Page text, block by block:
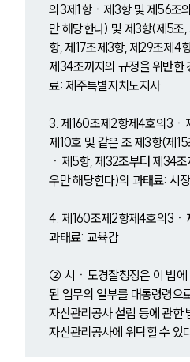
의3제1항ㆍ제3항 및 제56조
만 해당한다) 및 제3항(제5조
항, 제17조제3항, 제29조제4
제34조까지의 규정을 위반한
료: 제주특별자치도지사
3. 제160조제2항제4호의3
제10호 및 같은 조 제3항(제
ㆍ제5항, 제32조부터 제34
우만 해당한다)의 과태료: 시
4. 제160조제2항제4호의3
과태료: 교육감
② 시ㆍ도경찰청장은 이 법에
된 업무의 일부를 대통령령으
자산관리공사 설립 등에 관한
자산관리공사에 위탁할 수 있